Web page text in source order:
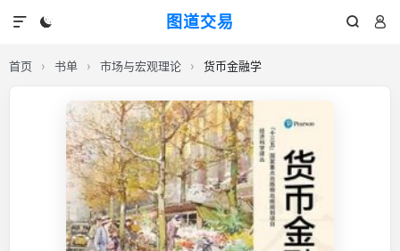
图道交易
  

首页 › 书单 › 市场与宏观理论 › 货币金融学